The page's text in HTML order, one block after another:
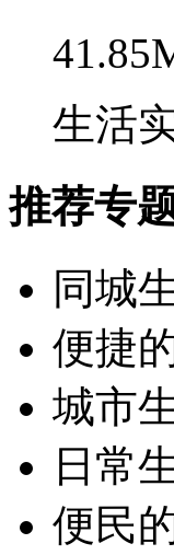
生活
推荐专
同城
便捷
城市
日常
便民